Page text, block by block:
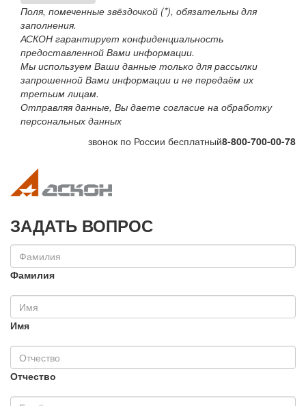
Поля, помеченные звёздочкой (*), обязательны для
заполнения.
АСКОН гарантирует конфиденциальность
предоставленной Вами информации.
Мы используем Ваши данные только для рассылки
запрошенной Вами информации и не передаём их
третьим лицам.
Отправляя данные, Вы даете согласие на обработку
персональных данных
звонок по России бесплатный8-800-700-00-78
ЗАДАТЬ ВОПРОС
Фамилия
Имя
Отчество